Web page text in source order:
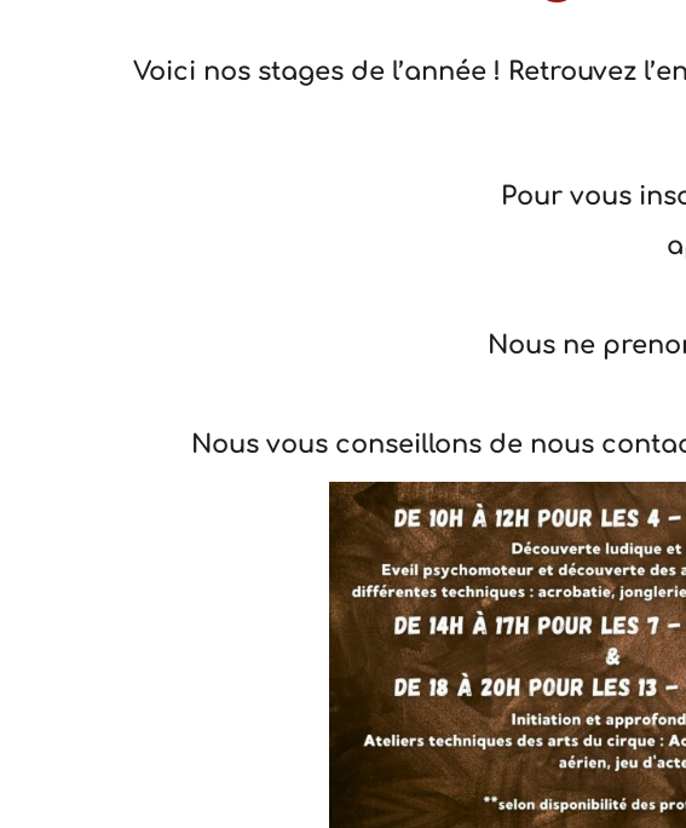
Voici nos stages de l’année ! Retrouvez
Pour vous
Nous ne
Nous vous conseillons de nous